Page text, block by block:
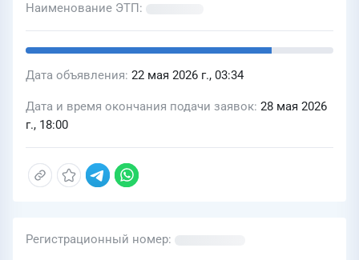
Наименование ЭТП
Дата объявления 22 мая 2026 г., 03:34
Дата и время окончания подачи заявок 28 мая 2026
г., 18:00
Регистрационный номер